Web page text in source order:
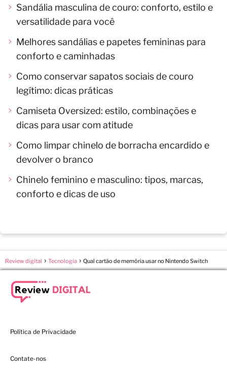
Sandália masculina de couro: conforto, estilo e
versatilidade para você
Melhores sandálias e papetes femininas para
conforto e caminhadas
Como conservar sapatos sociais de couro
legítimo: dicas práticas
Camiseta Oversized: estilo, combinações e
dicas para usar com atitude
Como limpar chinelo de borracha encardido e
devolver o branco
Chinelo feminino e masculino: tipos, marcas,
conforto e dicas de uso
Review digital Tecnologia Qual cartão de memória usar no Nintendo Switch
Política de Privacidade
Contate-nos